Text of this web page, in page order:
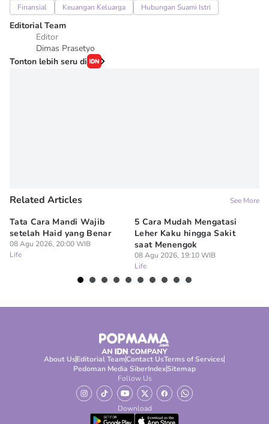
Finansial Keuangan Keluarga Hubungan Suami Istri
Editorial Team
Editor
Dimas Prasetyo
Tonton lebih seru di
Related Articles See More
Tata Cara Mandi Wajib
setelah Haid yang Benar
08 Agu 2026, 20:00 WIB
Life
5 Cara Mudah Mengatasi
Leher Kaku hingga Sakit
saat Menengok
08 Agu 2026, 19:10 WIB
Life
About UsEditorial TeamContact UsTerms of Services
Pedoman Media SiberIndexSitemap
Follow Us
Download